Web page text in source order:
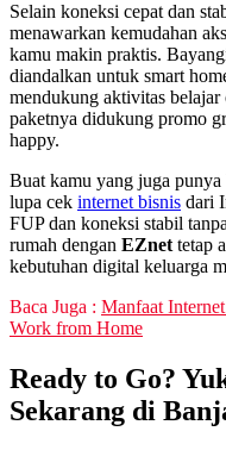
Selain koneksi cepat dan
menawarkan kemudahan
kamu makin praktis.
diandalkan untuk smart
mendukung aktivitas belajar
paketnya didukung promo
happy.
Buat kamu yang juga
lupa cek internet bisnis dari
FUP dan koneksi stabil
rumah dengan EZnet tetap
kebutuhan digital keluarga
Baca Juga : Manfaat
Work from Home
Ready to Go?
Sekarang di